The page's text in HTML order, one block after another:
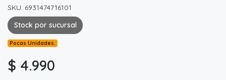
SKU: 6931474716101
Stock por sucursal
Pocas Unidades.
$ 4.990